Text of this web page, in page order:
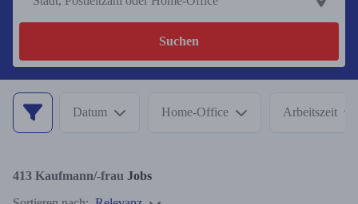
Suchen
Datum Home-Office Arbeitszeit
413 Kaufmann/-frau Jobs